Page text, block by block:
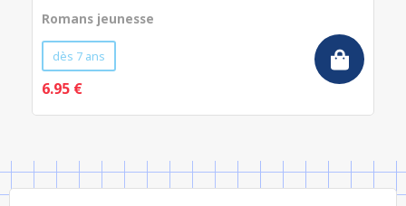
Romans jeunesse
dès 7 ans
6.95 €